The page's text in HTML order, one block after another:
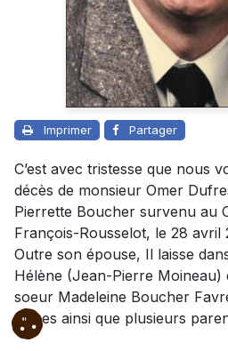
Imprimer Partager
C’est avec tristesse que nous
décès de monsieur Omer
Pierrette Boucher survenu au
François-Rousselot, le 28 avril
Outre son épouse, Il laisse
Hélène (Jean-Pierre Moineau)
soeur Madeleine Boucher
nièces ainsi que plusieurs